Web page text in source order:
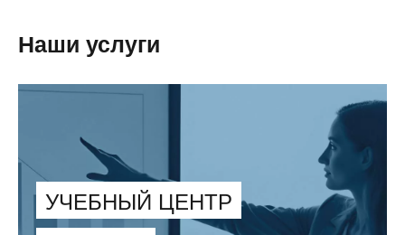
Наши услуги
УЧЕБНЫЙ ЦЕНТР